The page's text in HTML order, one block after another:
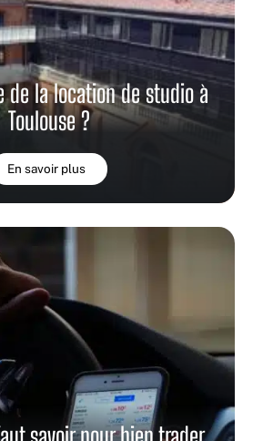
de la location de studio à
Toulouse ?
En savoir plus